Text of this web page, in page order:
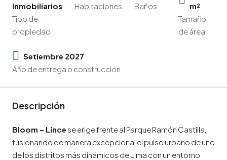
Inmobiliarios
Tipo de
propiedad
Habitaciones
Baños
m²
Tamaño
de área
Setiembre 2027
Año de entrega o construccion
Descripción
Bloom – Lince se erige frente al Parque Ramón Castilla,
fusionando de manera excepcional el pulso urbano de uno
de los distritos más dinámicos de Lima con un entorno